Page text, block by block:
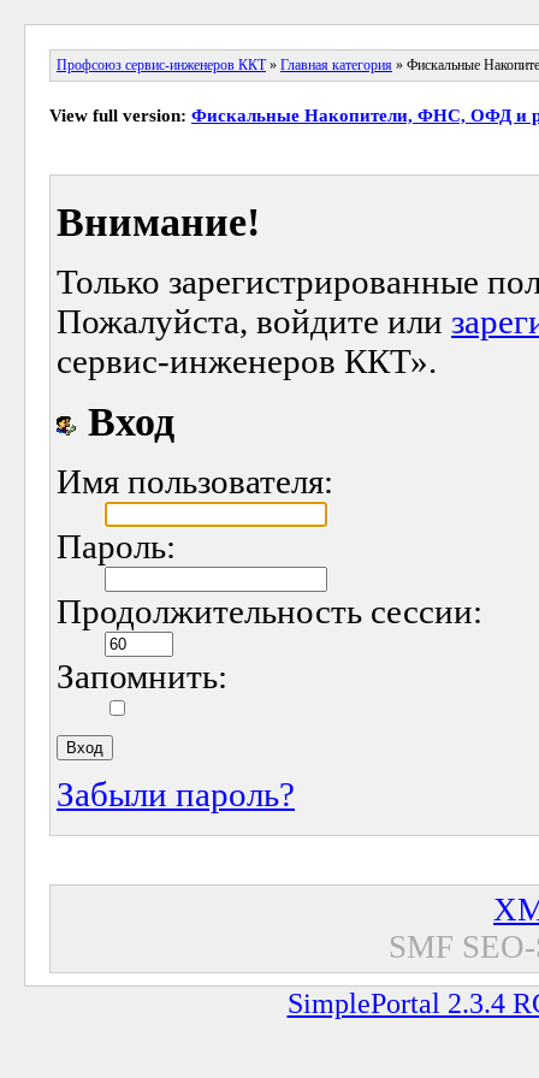
Профсоюз сервис-инженеров ККТ» Главная категория » Фискальные
View full version: Фискальные Накопители, ФНС, ОФД и
Внимание!
Только зарегистрированные
Пожалуйста, войдите или
сервис-инженеров ККТ».
Вход
Имя пользователя:
Пароль:
Продолжительность сессии:
Запомнить:
Забыли пароль?
SMF
SimplePortal 2.3.4